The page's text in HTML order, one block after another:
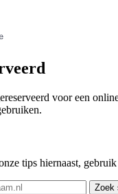
voor een
tips hiernaast,
Zoek